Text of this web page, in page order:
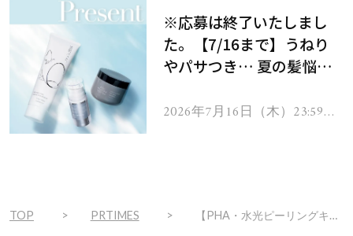
※応募は終了いたしまし
た。【7/16まで】うねり
やパサつき… 夏の髪悩み
ムを13名様にプレゼン
2026年7月16日（木）23:59ま
TOP PRTIMES 【PHA・水光ピーリングキャンペーン開催】新規でPHA・水光ピーリングを受けた方にエクスビアンストライアルキット（商品価格6,930円）をプレゼント